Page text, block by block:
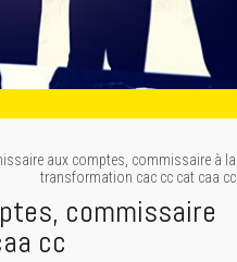
aux comptes, commissaire à la
transformation cac cc cat caa cc
commissaire
cc